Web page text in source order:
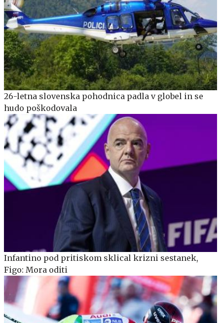
26-letna slovenska pohodnica padla v globel in se
hudo poškodovala
Infantino pod pritiskom sklical krizni sestanek,
Figo: Mora oditi